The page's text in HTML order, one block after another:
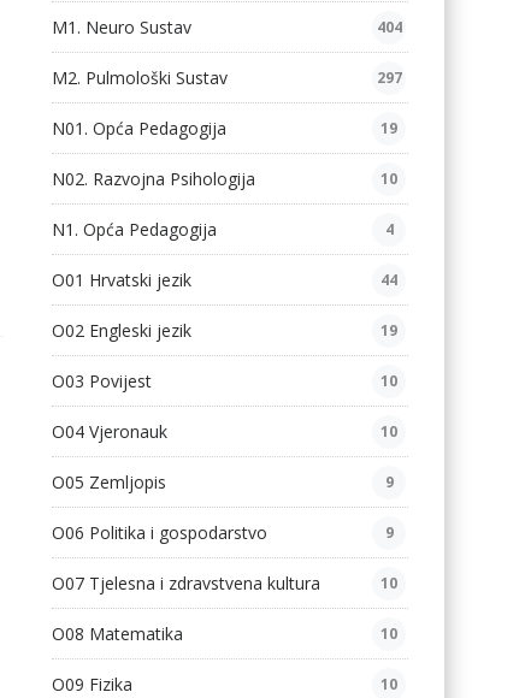
M1. Neuro Sustav 404
M2. Pulmološki Sustav 297
N01. Opća Pedagogija 19
N02. Razvojna Psihologija 10
N1. Opća Pedagogija 4
O01 Hrvatski jezik 44
O02 Engleski jezik 19
O03 Povijest 10
O04 Vjeronauk 10
O05 Zemljopis 9
O06 Politika i gospodarstvo 9
O07 Tjelesna i zdravstvena kultura 10
O08 Matematika 10
O09 Fizika 10